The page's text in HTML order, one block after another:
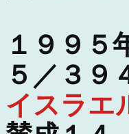
１９９
５／３９
イスラエ